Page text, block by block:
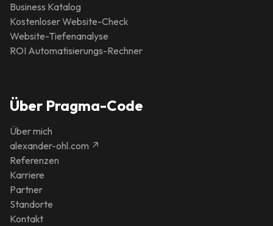
Business Katalog
Kostenloser Website-Check
Website-Tiefenanalyse
ROI Automatisierungs-Rechner
Über Pragma-Code
Über mich
alexander-ohl.com ↗
Referenzen
Karriere
Partner
Standorte
Kontakt